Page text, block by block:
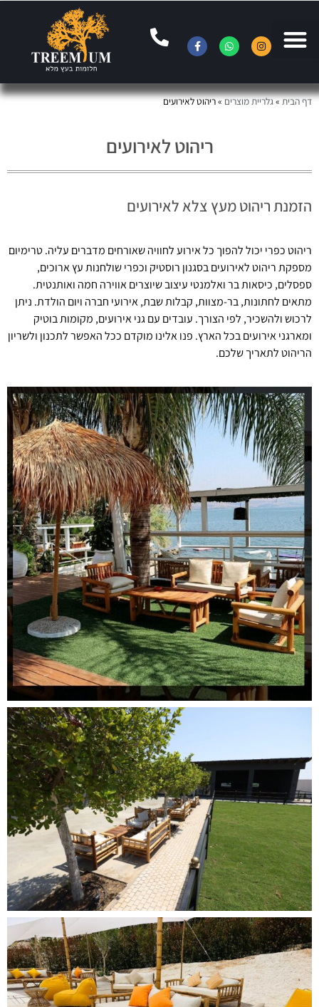
דף הבית»גלריית מוצרים»ריהוט לאירועים
ריהוט לאירועים
הזמנת ריהוט מעץ צלא לאירועים
ריהוט כפרי יכול להפוך כל אירוע לחוויה שאורחים מדברים עליה. טרימיום
מספקת ריהוט לאירועים בסגנון רוסטיק וכפרי שולחנות עץ ארוכים,
ספסלים, כיסאות בר ואלמנטי עיצוב שיוצרים אווירה חמה ואותנטית.
מתאים לחתונות, בר-מצוות, קבלות שבת, אירועי חברה ויום הולדת. ניתן
לרכוש ולהשכיר, לפי הצורך. עובדים עם גני אירועים, מקומות בוטיק
ומארגני אירועים בכל הארץ. פנו אלינו מוקדם ככל האפשר לתכנון ולשריון
הריהוט לתאריך שלכם.